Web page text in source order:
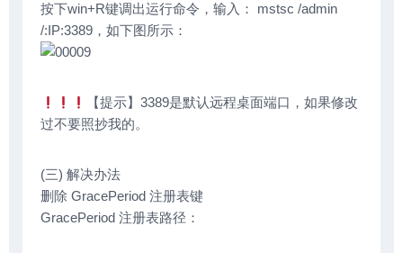
按下win+R键调出运行命令，输入： mstsc /admin
/:IP:3389，如下图所示：
【提示】3389是默认远程桌面端口，如果修改
过不要照抄我的。
(三) 解决办法
删除 GracePeriod 注册表键
GracePeriod 注册表路径：